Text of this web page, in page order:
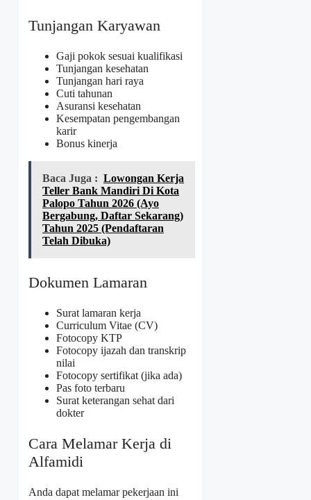
Tunjangan Karyawan
Gaji pokok sesuai kualifikasi
Tunjangan kesehatan
Tunjangan hari raya
Cuti tahunan
Asuransi kesehatan
Kesempatan pengembangan
karir
Bonus kinerja
Baca Juga : Lowongan Kerja
Teller Bank Mandiri Di Kota
Palopo Tahun 2026 (Ayo
Bergabung, Daftar Sekarang)
Tahun 2025 (Pendaftaran
Telah Dibuka)
Dokumen Lamaran
Surat lamaran kerja
Curriculum Vitae (CV)
Fotocopy KTP
Fotocopy ijazah dan transkrip
nilai
Fotocopy sertifikat (jika ada)
Pas foto terbaru
Surat keterangan sehat dari
dokter
Cara Melamar Kerja di
Alfamidi
Anda dapat melamar pekerjaan ini